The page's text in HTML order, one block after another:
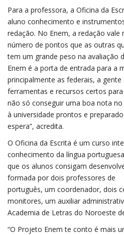
Para a professora, a Oficina da
aluno conhecimento e
redação. No Enem, a redação
número de pontos que as outras
tem um grande peso na avaliação
Enem é a porta de entrada para a
principalmente as federais, a
ferramentas e recursos certos
não só conseguir uma boa nota
à universidade prontos e
espera”, acredita.
O Oficina da Escrita é um curso
conhecimento da língua
que os alunos consigam
formada por dois professores de
português, um coordenador, dois
monitores, um auxiliar
Academia de Letras do Noroeste
“O Projeto Enem te conto é mais